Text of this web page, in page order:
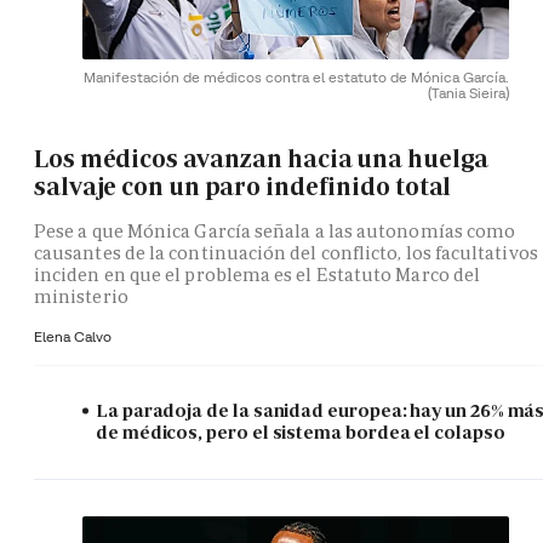
Manifestación de médicos contra el estatuto de Mónica García.
(Tania Sieira)
Los médicos avanzan hacia una huelga
salvaje con un paro indefinido total
Pese a que Mónica García señala a las autonomías como
causantes de la continuación del conflicto, los facultativos
inciden en que el problema es el Estatuto Marco del
ministerio
Elena Calvo
La paradoja de la sanidad europea: hay un 26%
de médicos, pero el sistema bordea el colapso